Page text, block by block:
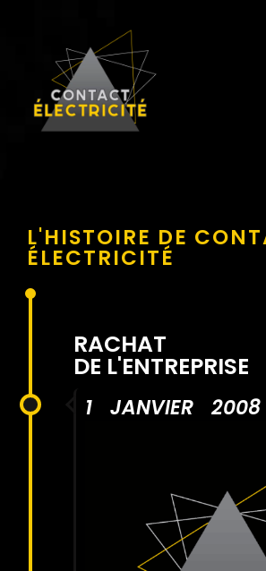
L'HISTOIRE DE
ÉLECTRICITÉ
RACHAT
DE L'ENTREPRISE
1 JANVIER 2008